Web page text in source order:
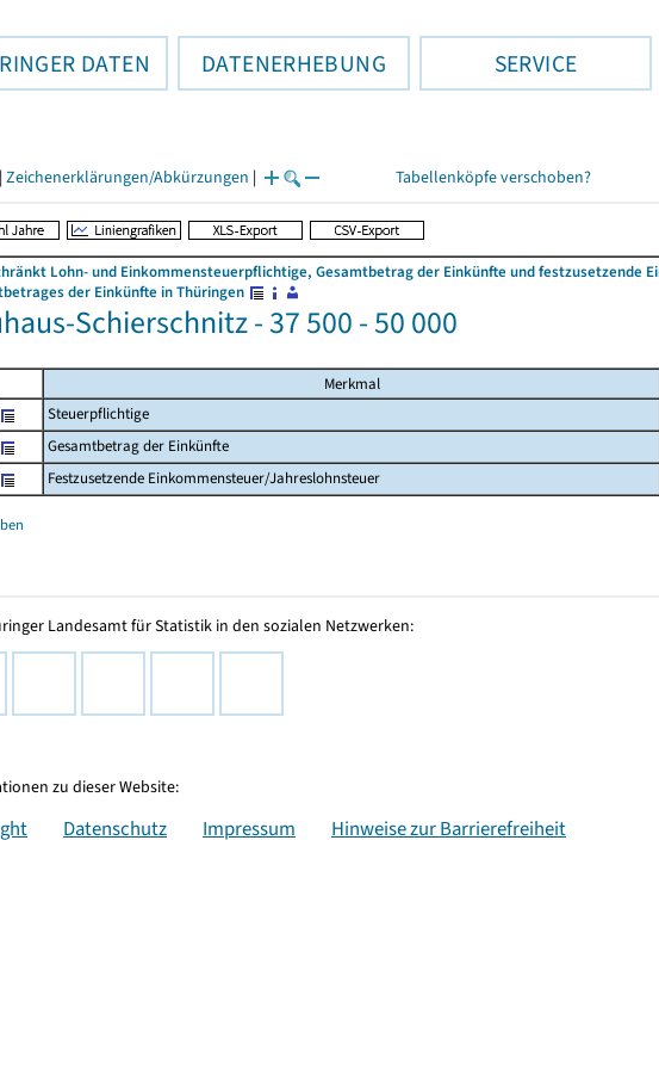
DATEN DATENERHEBUNG SERVICE
| Zeichenerklärungen/Abkürzungen | Tabellenköpfe verschoben?
Lohn- und Einkommensteuerpflichtige, Gesamtbetrag der Einkünfte und festzusetzende
der Einkünfte in Thüringen
Schierschnitz - 37 500 - 50 000
Merkmal
Steuerpflichtige
Gesamtbetrag der Einkünfte
Festzusetzende Einkommensteuer/Jahreslohnsteuer
Landesamt für Statistik in den sozialen Netzwerken:
zu dieser Website:
Datenschutz Impressum Hinweise zur Barrierefreiheit